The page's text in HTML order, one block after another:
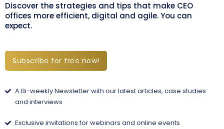
Discover the strategies and tips that make CEO
offices more efficient, digital and agile. You can
expect.
Subscribe for free now!
A Bi-weekly Newsletter with our latest articles, case studies
and interviews
Exclusive invitations for webinars and online events